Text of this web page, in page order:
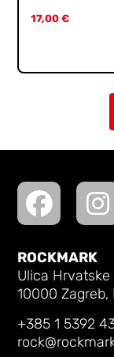
17,00€
ROCKMARK
Ulica
10000 Zagreb,
+385 1 5392